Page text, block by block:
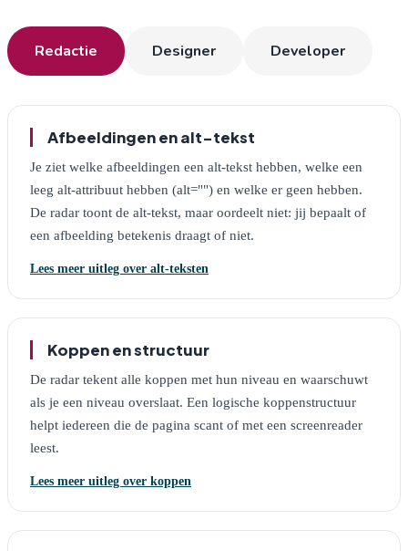
Redactie Designer Developer
Tabblad Redactie
Afbeeldingen en alt-tekst
Je ziet welke afbeeldingen een alt-tekst hebben, welke een
leeg alt-attribuut hebben (alt="") en welke er geen hebben.
De radar toont de alt-tekst, maar oordeelt niet: jij bepaalt of
een afbeelding betekenis draagt of niet.
Lees meer uitleg over alt-teksten
Koppen en structuur
De radar tekent alle koppen met hun niveau en waarschuwt
als je een niveau overslaat. Een logische koppenstructuur
helpt iedereen die de pagina scant of met een screenreader
leest.
Lees meer uitleg over koppen